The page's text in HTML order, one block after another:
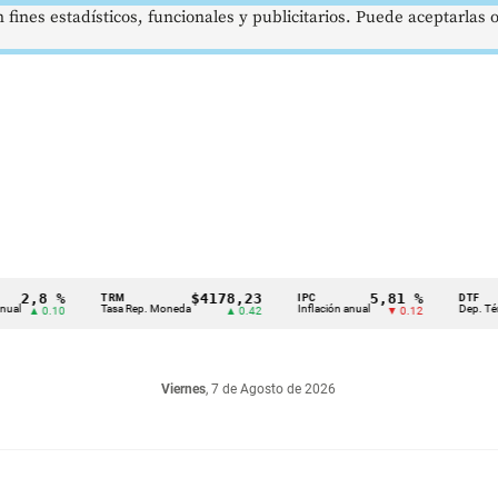
% TRM
Tasa Rep. Moneda
$4178,23
▲ 0.42
IPC
Inflación anual
5,81 %
▼ 0.12
DTF
Dep. Término
Viernes, 7 de Agosto de 2026
estadísticos, funcionales y publicitarios. Puede aceptarlas